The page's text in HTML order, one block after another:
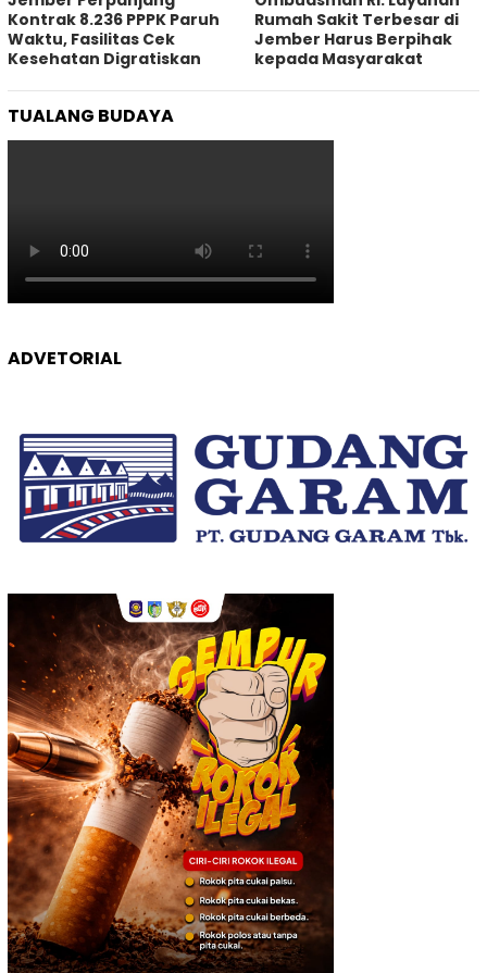
Kontrak 8.236 PPPK Paruh
Waktu, Fasilitas Cek
Kesehatan Digratiskan
Rumah Sakit Terbesar di
Jember Harus Berpihak
kepada Masyarakat
TUALANG BUDAYA
ADVETORIAL